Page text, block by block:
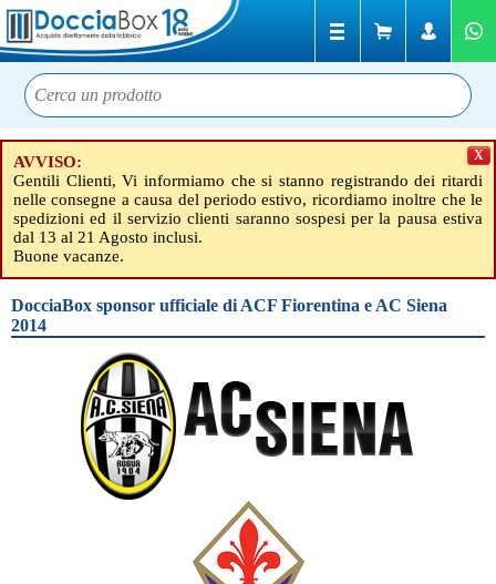
AVVISO:
Gentili Clienti, Vi informiamo che si stanno registrando dei ritardi
nelle consegne a causa del periodo estivo, ricordiamo inoltre che le
spedizioni ed il servizio clienti saranno sospesi per la pausa estiva
dal 13 al 21 Agosto inclusi.
Buone vacanze.
X
DocciaBox sponsor ufficiale di ACF Fiorentina e AC Siena
2014